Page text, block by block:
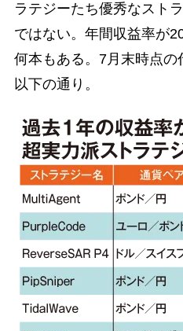
ラテジーたち優秀なスト
ではない。年間収益率が
何本もある。7月末時点
以下の通り。